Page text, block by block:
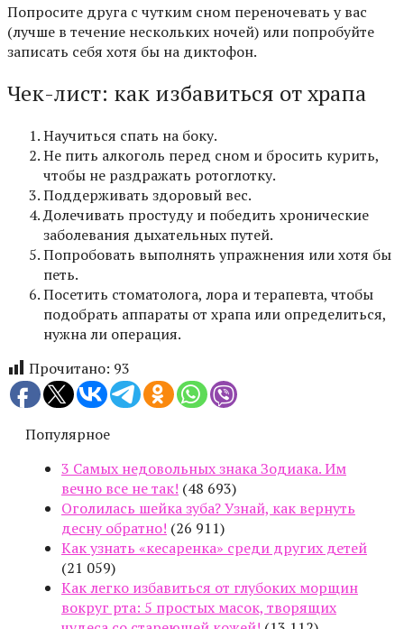
Попросите друга с чутким сном переночевать у вас
(лучше в течение нескольких ночей) или попробуйте
записать себя хотя бы на диктофон.
Чек-лист: как избавиться от храпа
Научиться спать на боку.
Не пить алкоголь перед сном и бросить курить,
чтобы не раздражать ротоглотку.
Поддерживать здоровый вес.
Долечивать простуду и победить хронические
заболевания дыхательных путей.
Попробовать выполнять упражнения или хотя бы
петь.
Посетить стоматолога, лора и терапевта, чтобы
подобрать аппараты от храпа или определиться,
нужна ли операция.
Прочитано: 93
Популярное
3 Самых недовольных знака Зодиака. Им
вечно все не так! (48 693)
Оголилась шейка зуба? Узнай, как вернуть
десну обратно! (26 911)
Как узнать «кесаренка» среди других детей
(21 059)
Как легко избавиться от глубоких морщин
вокруг рта: 5 простых масок, творящих